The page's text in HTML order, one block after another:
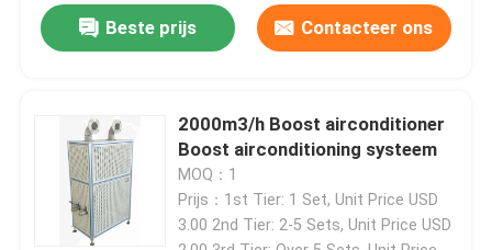
Beste prijs Contacteer ons
2000m3/h Boost airconditioner
Boost airconditioning systeem
MOQ：1
Prijs：1st Tier: 1 Set, Unit Price USD
3.00 2nd Tier: 2-5 Sets, Unit Price USD